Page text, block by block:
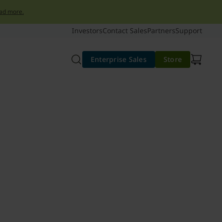
more.
InvestorsContact SalesPartnersSupport
Enterprise Sales Store